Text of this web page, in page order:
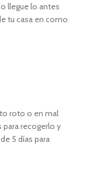
llegue lo antes
tu casa en como
roto o en mal
recogerlo y
5 días para